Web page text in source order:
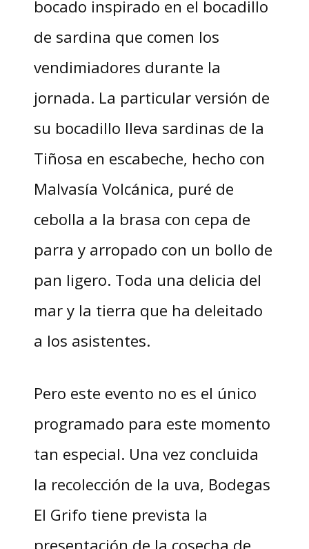
bocado inspirado en el bocadillo
de sardina que comen los
vendimiadores durante la
jornada. La particular versión de
su bocadillo lleva sardinas de la
Tiñosa en escabeche, hecho con
Malvasía Volcánica, puré de
cebolla a la brasa con cepa de
parra y arropado con un bollo de
pan ligero. Toda una delicia del
mar y la tierra que ha deleitado
a los asistentes.
Pero este evento no es el único
programado para este momento
tan especial. Una vez concluida
la recolección de la uva, Bodegas
El Grifo tiene prevista la
presentación de la cosecha de